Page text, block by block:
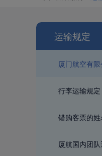
运输规定
厦门航空有
行李运输规定
错购客票的姓
厦航国内团队